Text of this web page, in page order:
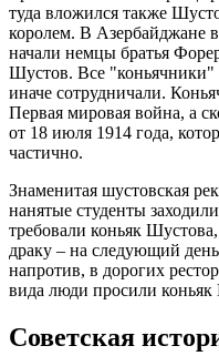
туда вложился также
королем. В Азербайджане
начали немцы братья
Шустов. Все "коньячники"
иначе сотрудничали.
Первая мировая война, а
от 18 июля 1914 года,
частично.
Знаменитая шустовская
нанятые студенты
требовали коньяк
драку – на следующий
напротив, в дорогих
вида люди просили коньяк
Советская